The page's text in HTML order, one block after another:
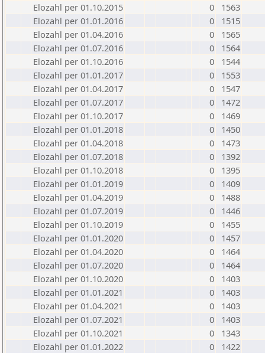
Elozahl per 01.10.2015
0
1563
Elozahl per 01.01.2016
0
1515
Elozahl per 01.04.2016
0
1565
Elozahl per 01.07.2016
0
1564
Elozahl per 01.10.2016
0
1544
Elozahl per 01.01.2017
0
1553
Elozahl per 01.04.2017
0
1547
Elozahl per 01.07.2017
0
1472
Elozahl per 01.10.2017
0
1469
Elozahl per 01.01.2018
0
1450
Elozahl per 01.04.2018
0
1473
Elozahl per 01.07.2018
0
1392
Elozahl per 01.10.2018
0
1395
Elozahl per 01.01.2019
0
1409
Elozahl per 01.04.2019
0
1488
Elozahl per 01.07.2019
0
1446
Elozahl per 01.10.2019
0
1455
Elozahl per 01.01.2020
0
1457
Elozahl per 01.04.2020
0
1464
Elozahl per 01.07.2020
0
1464
Elozahl per 01.10.2020
0
1403
Elozahl per 01.01.2021
0
1403
Elozahl per 01.04.2021
0
1403
Elozahl per 01.07.2021
0
1403
Elozahl per 01.10.2021
0
1343
Elozahl per 01.01.2022
0
1422